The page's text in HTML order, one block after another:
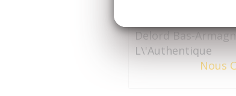
Delord Bas-
L\'Authentique
Nous